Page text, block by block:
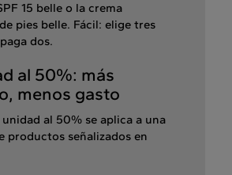
15 belle o la crema
pies belle. Fácil: elige tres
dos.
al 50%: más
menos gasto
unidad al 50% se aplica a una
productos señalizados en